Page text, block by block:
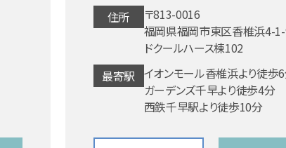
住所
〒813-0016
福岡県福岡市東区香椎浜4-
ドクールハース棟102
最寄駅 イオンモール香椎浜より徒歩
ガーデンズ千早より徒歩4分
西鉄千早駅より徒歩10分